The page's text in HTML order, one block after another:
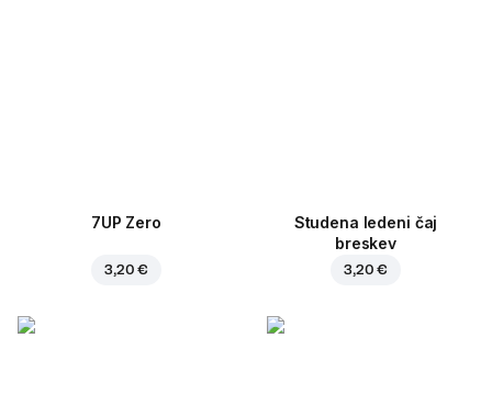
7UP Zero
3,20 €
Studena ledeni čaj
breskev
3,20 €